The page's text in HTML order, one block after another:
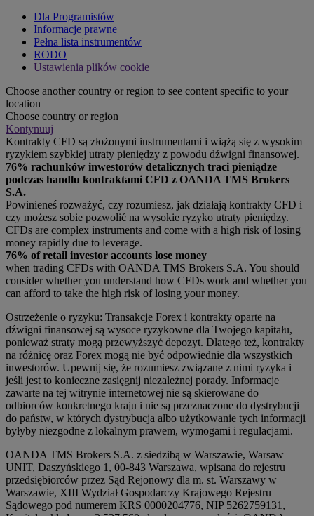
Dla Programistów
Informacje prawne
Pełna lista instrumentów
RODO
Ustawienia plików cookie
Choose another country or region to see content specific to your
location
Choose country or region
Kontynuuj
Kontrakty CFD są złożonymi instrumentami i wiążą się z wysokim
ryzykiem szybkiej utraty pieniędzy z powodu dźwigni finansowej.
76% rachunków inwestorów detalicznych traci pieniądze
podczas handlu kontraktami CFD z OANDA TMS Brokers
S.A.
Powinieneś rozważyć, czy rozumiesz, jak działają kontrakty CFD i
czy możesz sobie pozwolić na wysokie ryzyko utraty pieniędzy.
CFDs are complex instruments and come with a high risk of losing
money rapidly due to leverage.
76% of retail investor accounts lose money
when trading CFDs with OANDA TMS Brokers S.A. You should
consider whether you understand how CFDs work and whether you
can afford to take the high risk of losing your money.
Ostrzeżenie o ryzyku: Transakcje Forex i kontrakty oparte na
dźwigni finansowej są wysoce ryzykowne dla Twojego kapitału,
ponieważ straty mogą przewyższyć depozyt. Dlatego też, kontrakty
na różnicę oraz Forex mogą nie być odpowiednie dla wszystkich
inwestorów. Upewnij się, że rozumiesz związane z nimi ryzyka i
jeśli jest to konieczne zasięgnij niezależnej porady. Informacje
zawarte na tej witrynie internetowej nie są skierowane do
odbiorców konkretnego kraju i nie są przeznaczone do dystrybucji
do państw, w których dystrybucja albo użytkowanie tych informacji
byłyby niezgodne z lokalnym prawem, wymogami i regulacjami.
OANDA TMS Brokers S.A. z siedzibą w Warszawie, Warsaw
UNIT, Daszyńskiego 1, 00-843 Warszawa, wpisana do rejestru
przedsiębiorców przez Sąd Rejonowy dla m. st. Warszawy w
Warszawie, XIII Wydział Gospodarczy Krajowego Rejestru
Sądowego pod numerem KRS 0000204776, NIP 5262759131,